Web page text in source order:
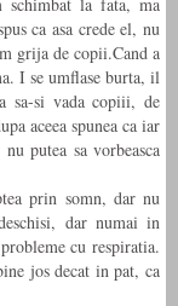
la fata, ma
ca asa crede el, nu
grija de copii.Cand a
I se umflase burta, il
sa-si vada copiii, de
aceea spunea ca iar
putea sa vorbeasca
prin somn, dar nu
dar numai in
cu respiratia.
jos decat in pat, ca